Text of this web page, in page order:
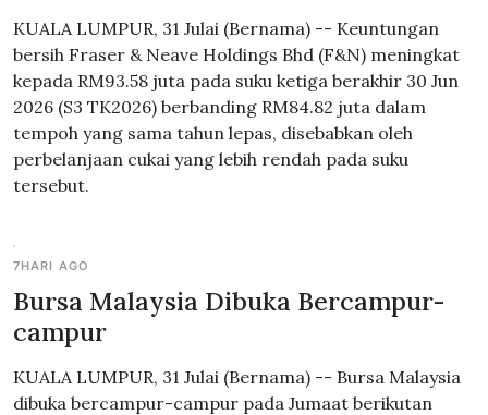
KUALA LUMPUR, 31 Julai (Bernama) -- Keuntungan
bersih Fraser & Neave Holdings Bhd (F&N) meningkat
kepada RM93.58 juta pada suku ketiga berakhir 30 Jun
2026 (S3 TK2026) berbanding RM84.82 juta dalam
tempoh yang sama tahun lepas, disebabkan oleh
perbelanjaan cukai yang lebih rendah pada suku
tersebut.
7HARI AGO
Bursa Malaysia Dibuka Bercampur-
campur
KUALA LUMPUR, 31 Julai (Bernama) -- Bursa Malaysia
dibuka bercampur-campur pada Jumaat berikutan